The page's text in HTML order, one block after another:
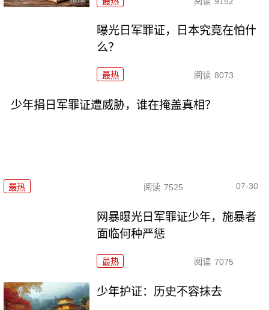
曝光日军罪证，日本究竟在怕什
么？
最热 阅读 8073
少年捐日军罪证遭威胁，谁在掩盖真相？
最热 阅读 7525 07-30
网暴曝光日军罪证少年，施暴者
面临何种严惩
最热 阅读 7075
少年护证：历史不容抹去